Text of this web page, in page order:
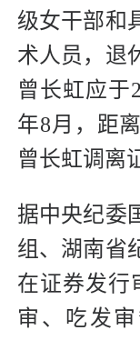
级女干部和
术人员，退
曾长虹应于
年8月，距
曾长虹调离
据中央纪委
组、湖南省
在证券发行
审、吃发